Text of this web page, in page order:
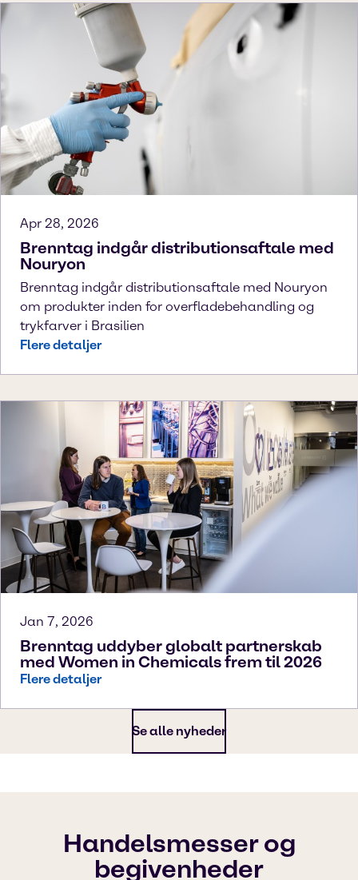
Apr 28, 2026
Brenntag indgår distributionsaftale med
Nouryon
Brenntag indgår distributionsaftale med Nouryon
om produkter inden for overfladebehandling og
trykfarver i Brasilien
Flere detaljer
Jan 7, 2026
Brenntag uddyber globalt partnerskab
med Women in Chemicals frem til 2026
Flere detaljer
Se alle nyheder
Handelsmesser og
begivenheder